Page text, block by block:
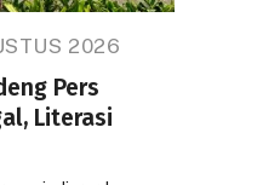
2026
Pers
Literasi